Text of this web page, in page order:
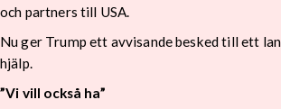
och partners till USA.
Nu ger Trump ett avvisande besked till ett
hjälp.
”Vi vill också ha”